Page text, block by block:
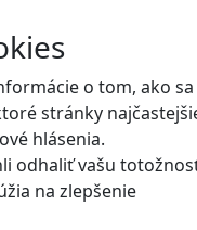
o tom, ako sa
stránky
hlásenia.
odhaliť vašu
na zlepšenie